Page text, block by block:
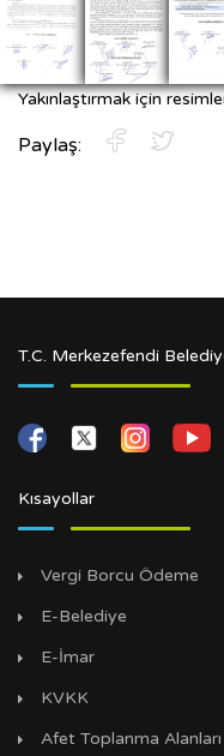
Yakınlaştırmak için
Paylaş:
T.C. Merkezefendi
Kısayollar
Vergi Borcu Ödeme
E-Belediye
E-İmar
KVKK
Afet Toplanma Alanları